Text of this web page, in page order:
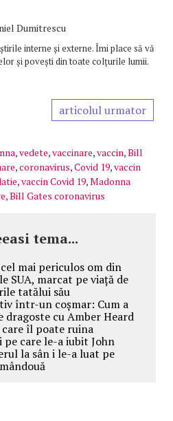
Dumitrescu
interne și externe. Îmi place să vă
și povești din toate colțurile lumii.
articolul urmator
,vedete,vaccinare,vaccin,Bill
,coronavirus,Covid 19,vaccin
,vaccin Covid 19,Madonna
,Bill Gates coronavirus
tema...
mai periculos om din
SUA, marcat pe viață de
tatălui său
într-un coșmar: Cum a
dragoste cu Amber Heard
îl poate ruina
pe care le-a iubit John
la sân i le-a luat pe